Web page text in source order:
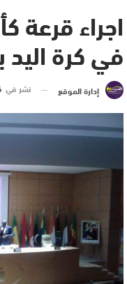
اجراء قرعة
في كرة اليد
إدارة الموقع نشر في 16